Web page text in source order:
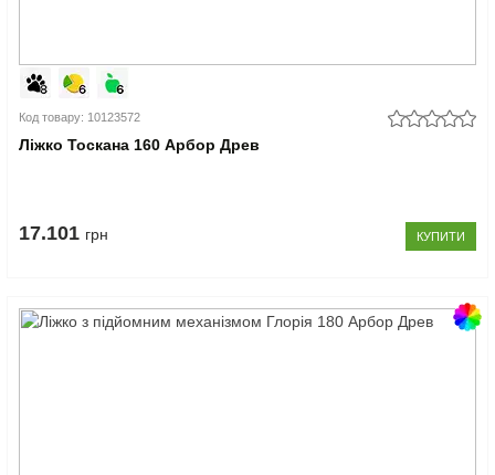
Код товару: 10123572
Ліжко Тоскана 160 Арбор Древ
17.101 грн КУПИТИ